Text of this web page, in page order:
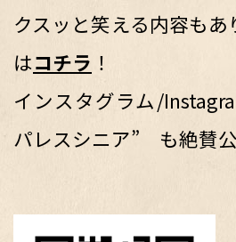
クスッと笑える内容も
はコチラ ！
インスタグラム/
パレスシニア” も絶賛公